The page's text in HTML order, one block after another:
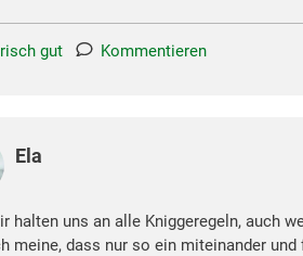
gut Kommentieren
Ela
halten uns an alle Kniggeregeln, auch
meine, dass nur so ein miteinander